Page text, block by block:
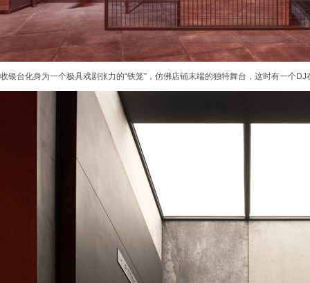
收银台化身为一个极具戏剧张力的“铁笼”，仿佛店铺末端的独特舞台，这时有一个